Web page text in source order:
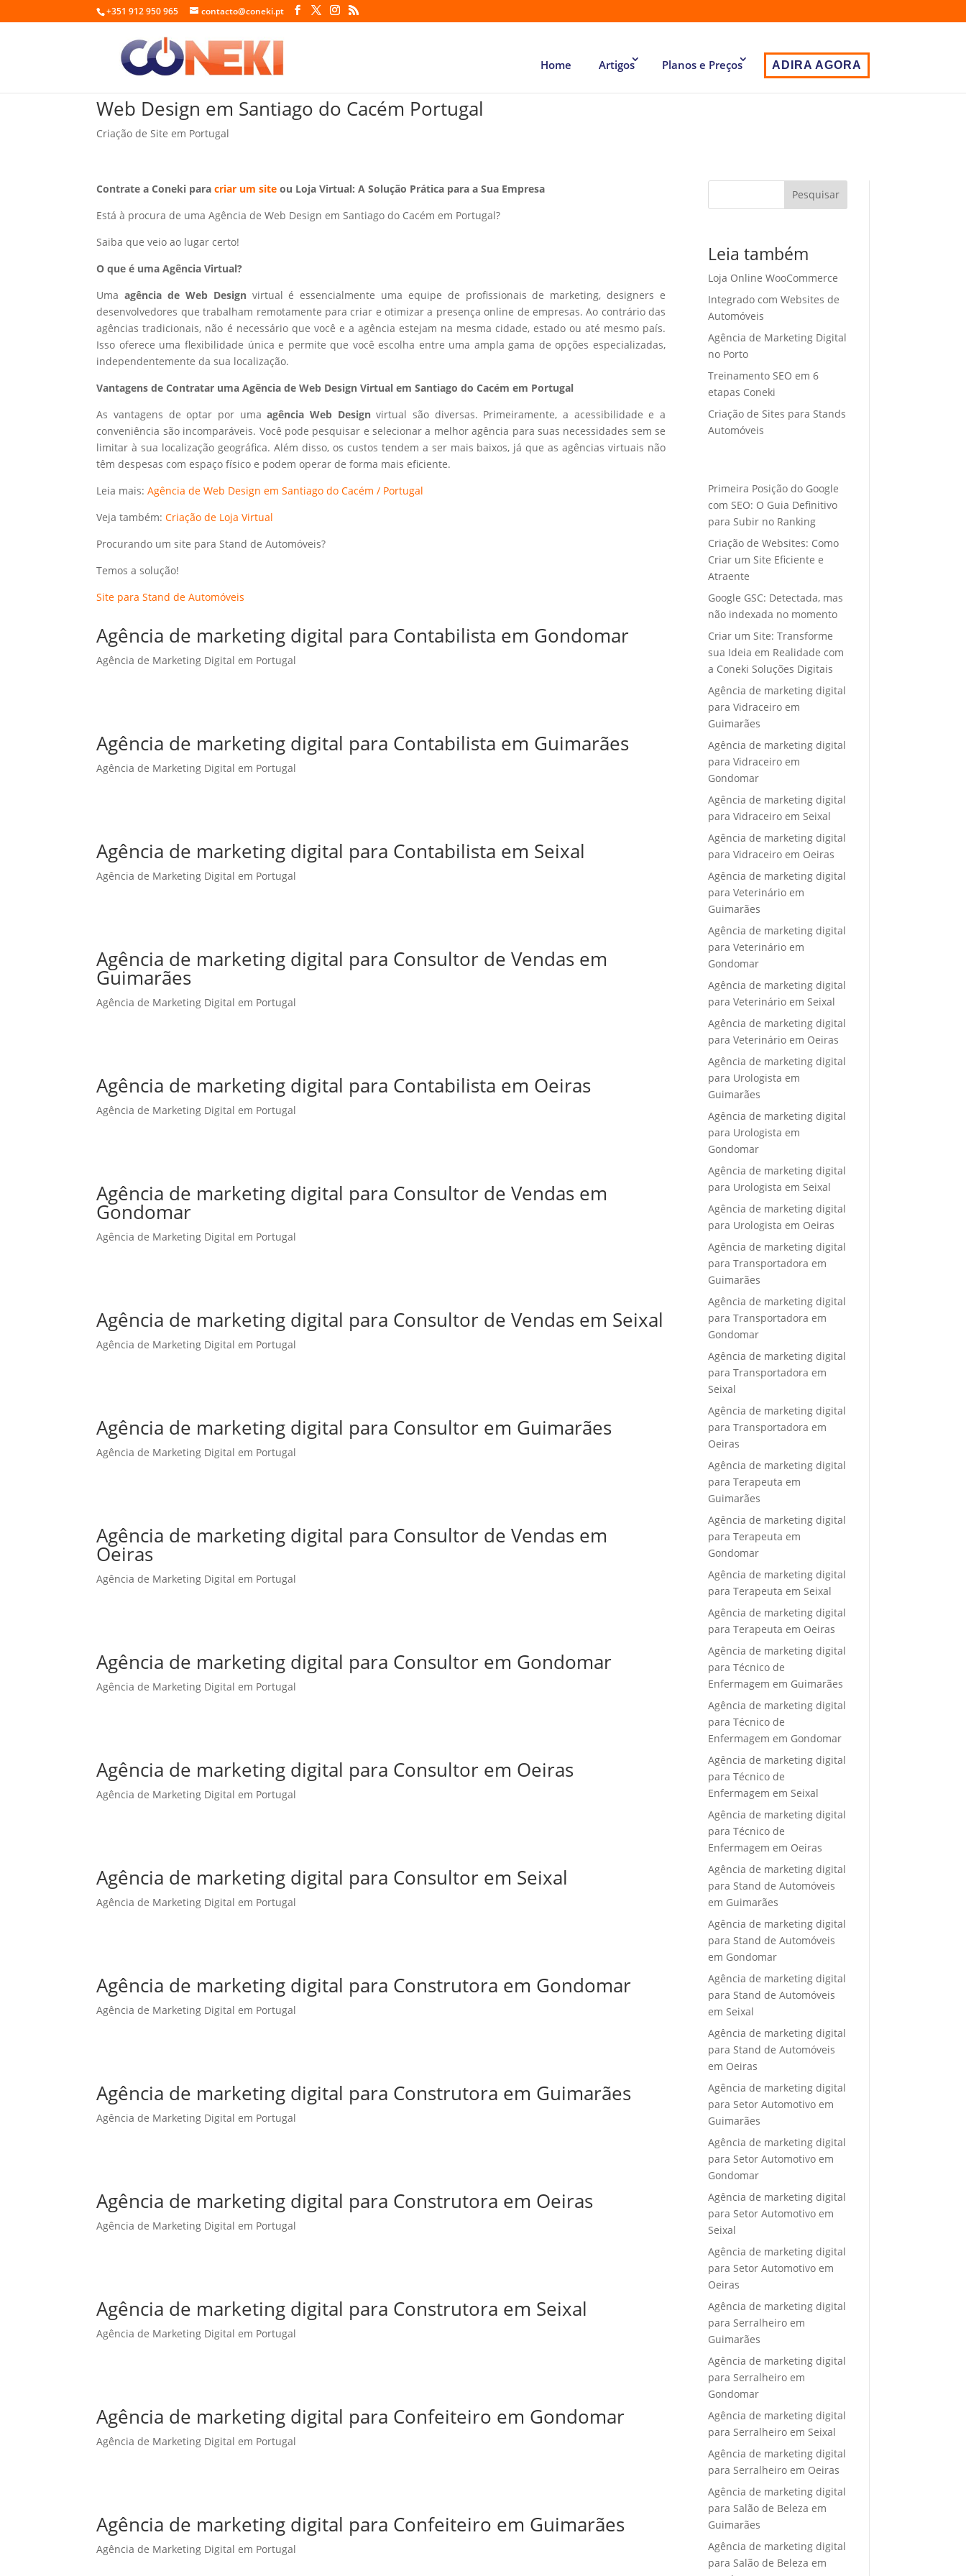
+351 912 950 965 contacto@coneki.pt
Home Artigos Planos e Preços ADIRA AGORA
Web Design em Santiago do Cacém Portugal
Criação de Site em Portugal
Contrate a Coneki paracriar um site ou Loja Virtual: A Solução Prática para a Sua Empresa
Está à procura de uma Agência de Web Design em Santiago do Cacém em Portugal?
Saiba que veio ao lugar certo!
O que é uma Agência Virtual?
Umaagência de Web Design virtual é essencialmente uma equipe de profissionais de marketing, designers e
desenvolvedores que trabalham remotamente para criar e otimizar a presença online de empresas. Ao contrário das
agências tradicionais, não é necessário que você e a agência estejam na mesma cidade, estado ou até mesmo país.
Isso oferece uma flexibilidade única e permite que você escolha entre uma ampla gama de opções especializadas,
independentemente da sua localização.
Vantagens de Contratar uma Agência de Web Design Virtual em Santiago do Cacém em Portugal
As vantagens de optar por umaagência Web Designvirtual são diversas. Primeiramente, a acessibilidade e a
conveniência são incomparáveis. Você pode pesquisar e selecionar a melhor agência para suas necessidades sem se
limitar à sua localização geográfica. Além disso, os custos tendem a ser mais baixos, já que as agências virtuais não
têm despesas com espaço físico e podem operar de forma mais eficiente.
Leia mais:Agência de Web Design em Santiago do Cacém / Portugal
Veja também:Criação de Loja Virtual
Procurando um site para Stand de Automóveis?
Temos a solução!
Site para Stand de Automóveis
Agência de marketing digital para Contabilista em Gondomar
Agência de Marketing Digital em Portugal
Agência de marketing digital para Contabilista em Guimarães
Agência de Marketing Digital em Portugal
Agência de marketing digital para Contabilista em Seixal
Agência de Marketing Digital em Portugal
Agência de marketing digital para Consultor de Vendas em
Guimarães
Agência de Marketing Digital em Portugal
Agência de marketing digital para Contabilista em Oeiras
Agência de Marketing Digital em Portugal
Agência de marketing digital para Consultor de Vendas em
Gondomar
Agência de Marketing Digital em Portugal
Agência de marketing digital para Consultor de Vendas em Seixal
Agência de Marketing Digital em Portugal
Agência de marketing digital para Consultor em Guimarães
Agência de Marketing Digital em Portugal
Agência de marketing digital para Consultor de Vendas em
Oeiras
Agência de Marketing Digital em Portugal
Agência de marketing digital para Consultor em Gondomar
Agência de Marketing Digital em Portugal
Agência de marketing digital para Consultor em Oeiras
Agência de Marketing Digital em Portugal
Agência de marketing digital para Consultor em Seixal
Agência de Marketing Digital em Portugal
Agência de marketing digital para Construtora em Gondomar
Agência de Marketing Digital em Portugal
Agência de marketing digital para Construtora em Guimarães
Agência de Marketing Digital em Portugal
Agência de marketing digital para Construtora em Oeiras
Agência de Marketing Digital em Portugal
Agência de marketing digital para Construtora em Seixal
Agência de Marketing Digital em Portugal
Agência de marketing digital para Confeiteiro em Gondomar
Agência de Marketing Digital em Portugal
Agência de marketing digital para Confeiteiro em Guimarães
Agência de Marketing Digital em Portugal
Pesquisar
Leia também
Loja Online WooCommerce
Integrado com Websites de
Automóveis
Agência de Marketing Digital
no Porto
Treinamento SEO em 6
etapas Coneki
Criação de Sites para Stands
Automóveis
Primeira Posição do Google
com SEO: O Guia Definitivo
para Subir no Ranking
Criação de Websites: Como
Criar um Site Eficiente e
Atraente
Google GSC: Detectada, mas
não indexada no momento
Criar um Site: Transforme
sua Ideia em Realidade com
a Coneki Soluções Digitais
Agência de marketing digital
para Vidraceiro em
Guimarães
Agência de marketing digital
para Vidraceiro em
Gondomar
Agência de marketing digital
para Vidraceiro em Seixal
Agência de marketing digital
para Vidraceiro em Oeiras
Agência de marketing digital
para Veterinário em
Guimarães
Agência de marketing digital
para Veterinário em
Gondomar
Agência de marketing digital
para Veterinário em Seixal
Agência de marketing digital
para Veterinário em Oeiras
Agência de marketing digital
para Urologista em
Guimarães
Agência de marketing digital
para Urologista em
Gondomar
Agência de marketing digital
para Urologista em Seixal
Agência de marketing digital
para Urologista em Oeiras
Agência de marketing digital
para Transportadora em
Guimarães
Agência de marketing digital
para Transportadora em
Gondomar
Agência de marketing digital
para Transportadora em
Seixal
Agência de marketing digital
para Transportadora em
Oeiras
Agência de marketing digital
para Terapeuta em
Guimarães
Agência de marketing digital
para Terapeuta em
Gondomar
Agência de marketing digital
para Terapeuta em Seixal
Agência de marketing digital
para Terapeuta em Oeiras
Agência de marketing digital
para Técnico de
Enfermagem em Guimarães
Agência de marketing digital
para Técnico de
Enfermagem em Gondomar
Agência de marketing digital
para Técnico de
Enfermagem em Seixal
Agência de marketing digital
para Técnico de
Enfermagem em Oeiras
Agência de marketing digital
para Stand de Automóveis
em Guimarães
Agência de marketing digital
para Stand de Automóveis
em Gondomar
Agência de marketing digital
para Stand de Automóveis
em Seixal
Agência de marketing digital
para Stand de Automóveis
em Oeiras
Agência de marketing digital
para Setor Automotivo em
Guimarães
Agência de marketing digital
para Setor Automotivo em
Gondomar
Agência de marketing digital
para Setor Automotivo em
Seixal
Agência de marketing digital
para Setor Automotivo em
Oeiras
Agência de marketing digital
para Serralheiro em
Guimarães
Agência de marketing digital
para Serralheiro em
Gondomar
Agência de marketing digital
para Serralheiro em Seixal
Agência de marketing digital
para Serralheiro em Oeiras
Agência de marketing digital
para Salão de Beleza em
Guimarães
Agência de marketing digital
para Salão de Beleza em